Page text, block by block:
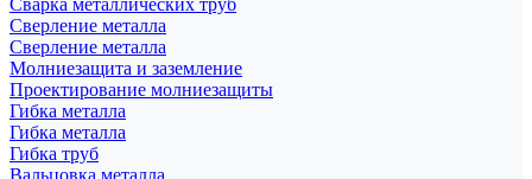
Сварка металлических труб
Сверление металла
Сверление металла
Молниезащита и заземление
Проектирование молниезащиты
Гибка металла
Гибка металла
Гибка труб
Вальцовка металла